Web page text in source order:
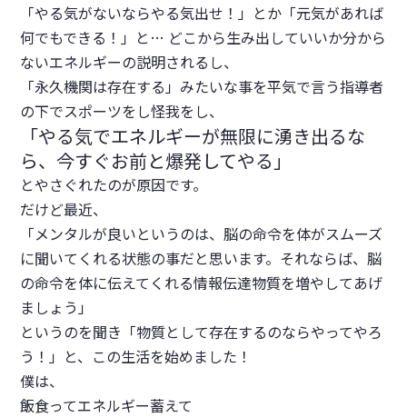
「やる気がないならやる気出せ！」とか「元気があれば
何でもできる！」と… どこから生み出していいか分から
ないエネルギーの説明されるし、
「永久機関は存在する」みたいな事を平気で言う指導者
の下でスポーツをし怪我をし、
「やる気でエネルギーが無限に湧き出るな
ら、今すぐお前と爆発してやる」
とやさぐれたのが原因です。
だけど最近、
「メンタルが良いというのは、脳の命令を体がスムーズ
に聞いてくれる状態の事だと思います。それならば、脳
の命令を体に伝えてくれる情報伝達物質を増やしてあげ
ましょう」
というのを聞き「物質として存在するのならやってやろ
う！ 」と、この生活を始めました！
僕は、
飯食ってエネルギー蓄えて